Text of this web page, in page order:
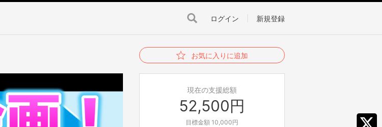
ログイン 新規登録
お気に入りに追加
現在の支援総額
52,500円
目標金額 10,000円